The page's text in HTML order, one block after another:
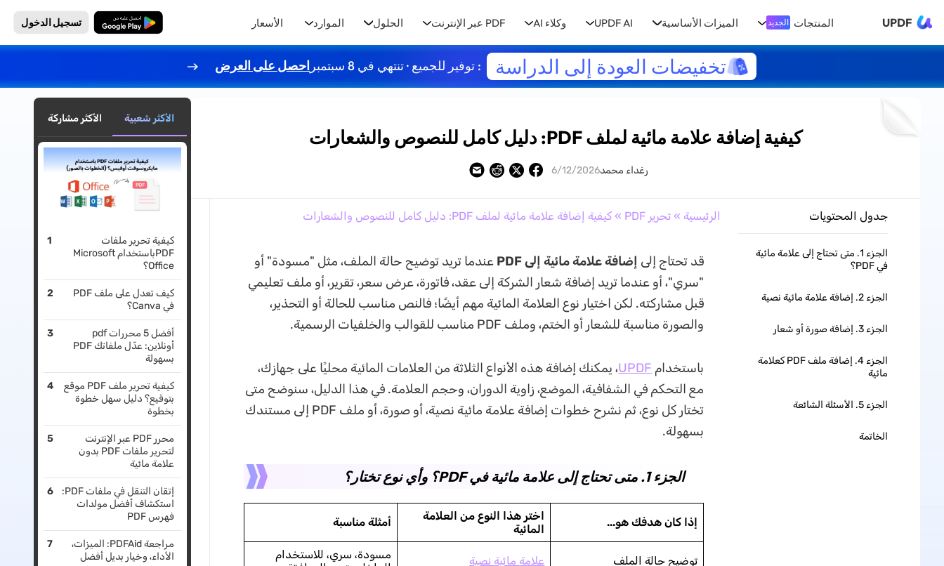
UPDF المنتجات الجديد الميزات الأساسية UPDF AI وكلاء AI PDF عبر الإنترنت الحلول الموارد الأسعار تنزيل مجاني تسجيل الدخول
تخفيضات العودة إلى الدراسة : توفير للجميع · تنتهي في 8 سبتمبر احصل على العرض
كيفية إضافة علامة مائية لملف PDF: دليل كامل للنصوص والشعارات
رغداء محمد6/12/2026
جدول المحتويات
الجزء 1. متى تحتاج إلى علامة مائية
في PDF؟
الجزء 2. إضافة علامة مائية نصية
الجزء 3. إضافة صورة أو شعار
الجزء 4. إضافة ملف PDF كعلامة
مائية
الجزء 5. الأسئلة الشائعة
الخاتمة
الرئيسية » تحرير PDF » كيفية إضافة علامة مائية لملف PDF: دليل كامل للنصوص والشعارات
قد تحتاج إلى إضافة علامة مائية إلى PDF
عندما تريد توضيح حالة الملف، مثل "مسودة" أو
"سري"، أو عندما تريد إضافة شعار الشركة إلى عقد، فاتورة، عرض سعر، تقرير، أو ملف تعليمي
قبل مشاركته. لكن اختيار نوع العلامة المائية مهم أيضًا؛ فالنص مناسب للحالة أو التحذير،
والصورة مناسبة للشعار أو الختم، وملف PDF مناسب للقوالب والخلفيات الرسمية.
باستخدام UPDF، يمكنك إضافة هذه الأنواع الثلاثة من العلامات المائية محليًا على جهازك،
مع التحكم في الشفافية، الموضع، زاوية الدوران، وحجم العلامة. في هذا الدليل، سنوضح متى
تختار كل نوع، ثم نشرح خطوات إضافة علامة مائية نصية، أو صورة، أو ملف PDF إلى مستندك
بسهولة.
الجزء 1. متى تحتاج إلى علامة مائية في PDF؟ وأي نوع تختار؟
إذا كان هدفك هو...
اختر هذا النوع من العلامة
المائية
أمثلة مناسبة
توضيح حالة الملف علامة مائية نصية
مسودة، سري، للاستخدام
الأكثر شعبية الأكثر مشاركة
كيفية تحرير ملفات
PDFباستخدام Microsoft
Office؟
كيف تعدل على ملف PDF
في Canva؟
أفضل 5 محررات pdf
أونلاين: عدّل ملفاتك PDF
بسهولة
كيفية تحرير ملف PDF موقع
بتوقيع؟ دليل سهل خطوة
بخطوة
محرر PDF عبر الإنترنت
لتحرير ملفات PDF بدون
علامة مائية
إتقان التنقل في ملفات PDF:
استكشاف أفضل مولدات
فهرس PDF
مراجعة PDFAid: الميزات،
الأداء، وخيار بديل أفضل